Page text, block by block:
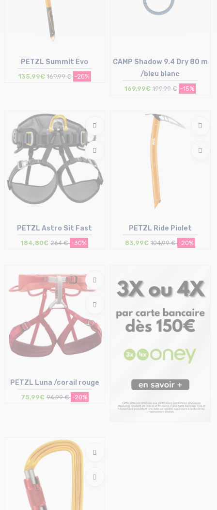
52
PETZL Summit Evo
135,99€ 169,99 € -20%
T.U
CAMP Shadow 9.4 Dry 80 m
/bleu blanc
169,99€ 199,99 € -15%
Taille en stock
2
PETZL Astro Sit Fast
184,80€ 264 € -30%
PETZL Ride Piolet
83,99€ 104,99 € -20%
PETZL Luna /corail rouge
75,99€ 94,99 € -20%